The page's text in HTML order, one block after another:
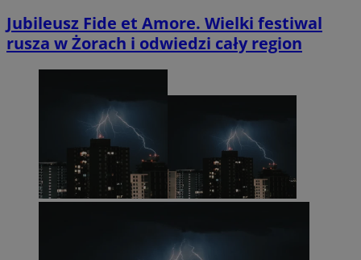
Jubileusz Fide et Amore. Wielki festiwal
rusza w Żorach i odwiedzi cały region